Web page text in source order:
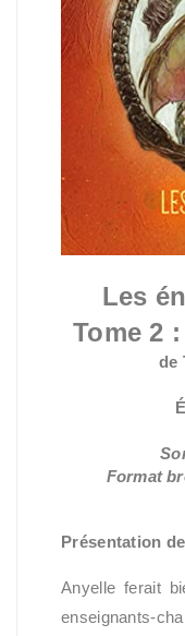
Les
Tome 2
de
Format
Présentation
Anyelle ferait
enseignants-